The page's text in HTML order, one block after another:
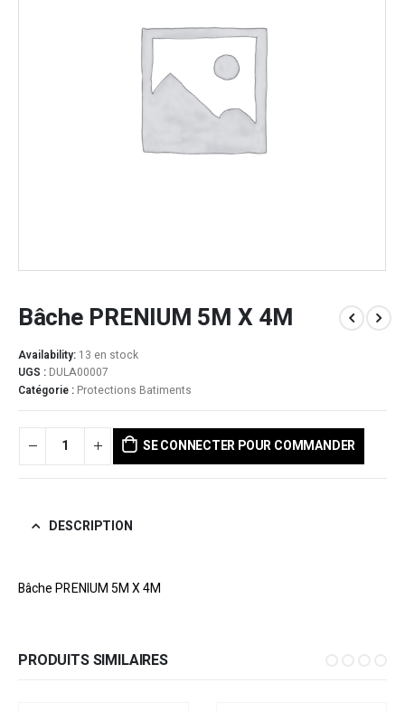
Bâche PRENIUM 5M X 4M
Availability: 13 en stock
UGS : DULA00007
Catégorie : Protections Batiments
SE CONNECTER POUR COMMANDER
DESCRIPTION
Bâche PRENIUM 5M X 4M
PRODUITS SIMILAIRES